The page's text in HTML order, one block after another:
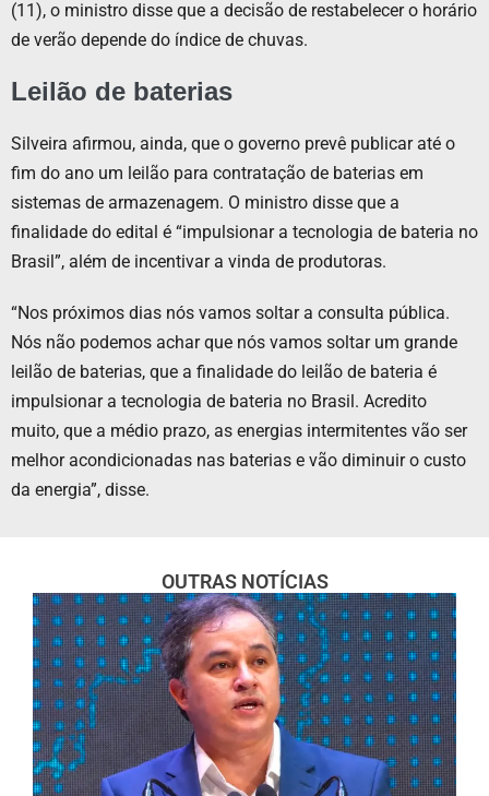
(11), o ministro disse que a decisão de restabelecer o horário
de verão depende do índice de chuvas.
Leilão de baterias
Silveira afirmou, ainda, que o governo prevê publicar até o
fim do ano um leilão para contratação de baterias em
sistemas de armazenagem. O ministro disse que a
finalidade do edital é “impulsionar a tecnologia de bateria no
Brasil”, além de incentivar a vinda de produtoras.
“Nos próximos dias nós vamos soltar a consulta pública.
Nós não podemos achar que nós vamos soltar um grande
leilão de baterias, que a finalidade do leilão de bateria é
impulsionar a tecnologia de bateria no Brasil. Acredito
muito, que a médio prazo, as energias intermitentes vão ser
melhor acondicionadas nas baterias e vão diminuir o custo
da energia”, disse.
OUTRAS NOTÍCIAS